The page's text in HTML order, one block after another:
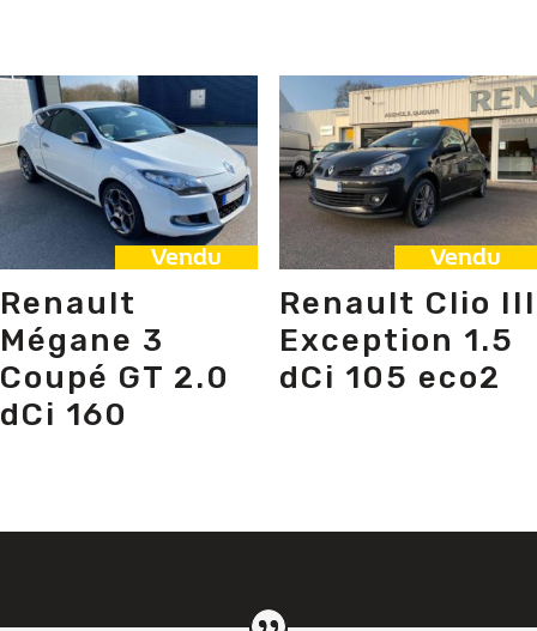
Vendu
Renault
Mégane 3
Coupé GT 2.0
dCi 160
Vendu
Renault Clio III
Exception 1.5
dCi 105 eco2